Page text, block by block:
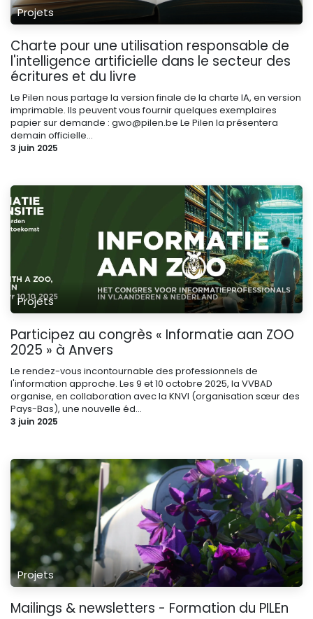
Projets
Charte pour une utilisation responsable de
l'intelligence artificielle dans le secteur des
écritures et du livre
Le Pilen nous partage la version finale de la charte IA, en version
imprimable. Ils peuvent vous fournir quelques exemplaires
papier sur demande : gwo@pilen.be Le Pilen la présentera
demain officielle...
3 juin 2025
Projets
Participez au congrès « Informatie aan ZOO
2025 » à Anvers
Le rendez-vous incontournable des professionnels de
l'information approche. Les 9 et 10 octobre 2025, la VVBAD
organise, en collaboration avec la KNVI (organisation sœur des
Pays-Bas), une nouvelle éd...
3 juin 2025
Projets
Mailings & newsletters - Formation du PILEn